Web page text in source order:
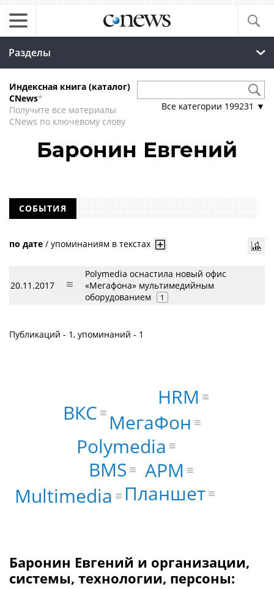
Разделы
Индексная книга (каталог)
CNews*
Получите все материалы
CNews по ключевому слову
Все категории 199231 ▼
Баронин Евгений
СОБЫТИЯ
по дате / упоминаниям в текстах
20.11.2017
Polymedia оснастила новый офис
«Мегафона» мультимедийным
оборудованием
1
Публикаций - 1, упоминаний - 1
Polymedia
МегаФон
BMS
Multimedia
АРМ
Планшет
ВКС
HRM
Баронин Евгений и организации,
системы, технологии, персоны: